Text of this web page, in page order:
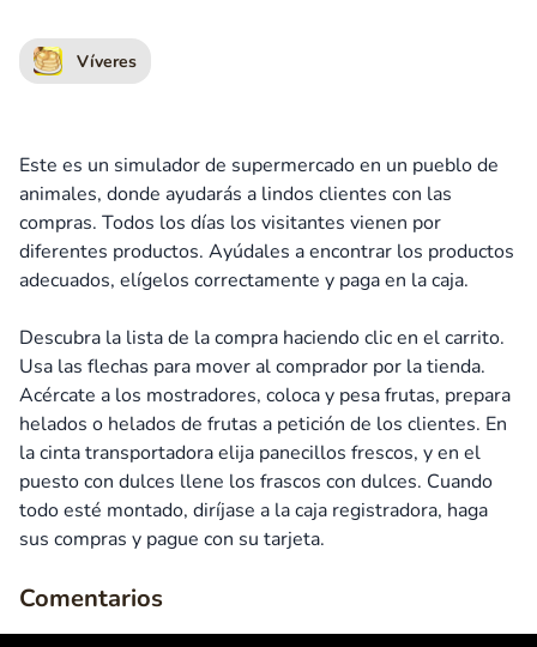
Víveres
Este es un simulador de supermercado en un pueblo de
animales, donde ayudarás a lindos clientes con las
compras. Todos los días los visitantes vienen por
diferentes productos. Ayúdales a encontrar los productos
adecuados, elígelos correctamente y paga en la caja.
Descubra la lista de la compra haciendo clic en el carrito.
Usa las flechas para mover al comprador por la tienda.
Acércate a los mostradores, coloca y pesa frutas, prepara
helados o helados de frutas a petición de los clientes. En
la cinta transportadora elija panecillos frescos, y en el
puesto con dulces llene los frascos con dulces. Cuando
todo esté montado, diríjase a la caja registradora, haga
sus compras y pague con su tarjeta.
Comentarios